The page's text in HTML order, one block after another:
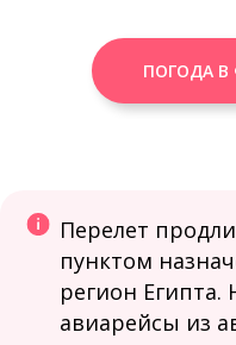
ПОГОДА В
Перелет
пунктом
регион
авиарейсы из